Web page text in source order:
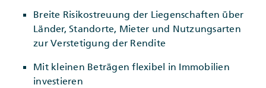
Breite Risikostreuung der Liegenschaften über
Länder, Standorte, Mieter und Nutzungsarten
zur Verstetigung der Rendite
Mit kleinen Beträgen flexibel in Immobilien
investieren